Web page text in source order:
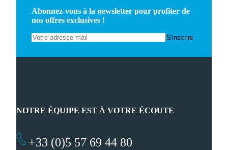
Abonnez-vous à la newsletter pour profiter de
nos offres exclusives !
NOTRE ÉQUIPE EST À VOTRE ÉCOUTE
+33 (0)5 57 69 44 80